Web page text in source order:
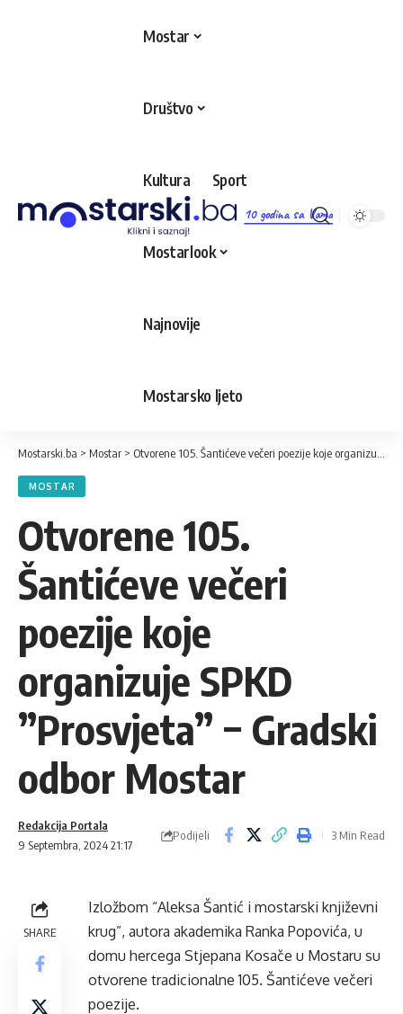
10 godina sa Vama
Mostar
Društvo
Kultura Sport
Mostarlook
Najnovije
Mostarsko ljeto
Mostarski.ba > Mostar > Otvorene 105. Šantićeve večeri poezije koje organizuje SPKD ”Prosvjeta” − Gradski odbor Mostar
MOSTAR
Otvorene 105.
Šantićeve večeri
poezije koje
organizuje SPKD
”Prosvjeta” − Gradski
odbor Mostar
9 Septembra, 2024 21:17
Redakcija Portala
Podijeli 3 Min Read
SHARE
Izložbom “Aleksa Šantić i mostarski književni
krug”, autora akademika Ranka Popovića, u
domu hercega Stjepana Kosače u Mostaru su
otvorene tradicionalne 105. Šantićeve večeri
poezije.